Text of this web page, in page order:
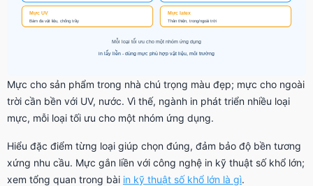
Mực cho sản phẩm trong nhà chú trọng màu đẹp; mực cho ngoài
trời cần bền với UV, nước. Vì thế, ngành in phát triển nhiều loại
mực, mỗi loại tối ưu cho một nhóm ứng dụng.
Hiểu đặc điểm từng loại giúp chọn đúng, đảm bảo độ bền tương
xứng nhu cầu. Mực gắn liền với công nghệ in kỹ thuật số khổ lớn;
xem tổng quan trong bài in kỹ thuật số khổ lớn là gì.